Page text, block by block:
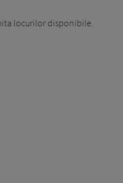
locurilor disponibile.